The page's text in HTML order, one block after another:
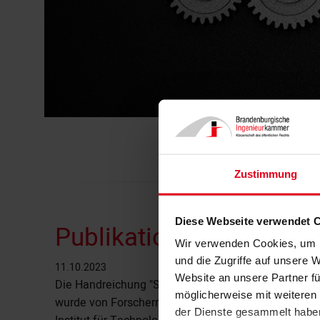
Zustimmung
Diese Webseite verwendet
Wir verwenden Cookies,
und die Zugriffe auf unsere
Website an unsere Partner
möglicherweise mit
der Dienste gesammelt
Publikation |
11.10.2023
Die Handreichung "So funktionieren
wurde von Forschern des Fraunhofer-Instituts für